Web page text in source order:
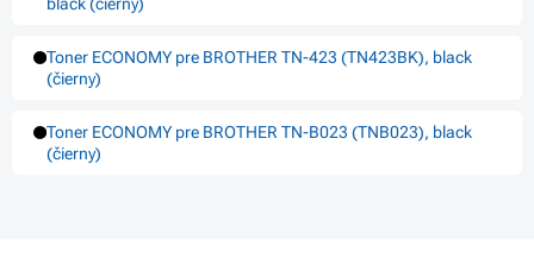
black (čierny)
Toner ECONOMY pre BROTHER TN-423 (TN423BK), black
(čierny)
Toner ECONOMY pre BROTHER TN-B023 (TNB023), black
(čierny)